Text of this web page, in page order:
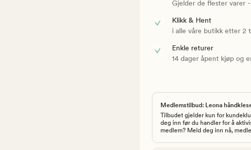
Gjelder de flester varer
Klikk & Hent
i alle våre butikk etter 2
Enkle returer
14 dager åpent kjøp og
Medlemstilbud: Leona
Tilbudet gjelder kun for
deg inn før du handler for å
medlem? Meld deg inn nå,